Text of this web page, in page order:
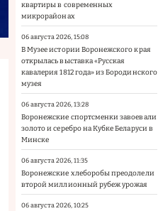
квартиры в современных
микрорайонах
06 августа 2026, 15:08
В Музее истории Воронежского края
открылась выставка «Русская
кавалерия 1812 года» из Бородинского
музея
06 августа 2026, 13:28
Воронежские спортсменки завоевали
золото и серебро на Кубке Беларуси в
Минске
06 августа 2026, 11:35
Воронежские хлеборобы преодолели
второй миллионный рубеж урожая
06 августа 2026, 10:25